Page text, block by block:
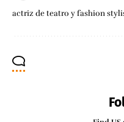
actriz de teatro y fashion